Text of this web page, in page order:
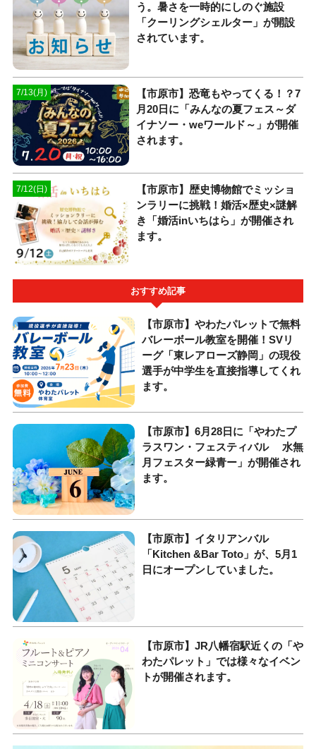
う。暑さを一時的にしのぐ施設
「クーリングシェルター」が開設
されています。
7/13(月)
【市原市】恐竜もやってくる！？7
月20日に「みんなの夏フェス～ダ
イナソー・weワールド～」が開催
されます。
7/12(日)
【市原市】歴史博物館でミッショ
ンラリーに挑戦！婚活×歴史×謎解
き「婚活inいちはら」が開催され
ます。
おすすめ記事
【市原市】やわたパレットで無料
バレーボール教室を開催！SVリ
ーグ「東レアローズ静岡」の現役
選手が中学生を直接指導してくれ
ます。
【市原市】6月28日に「やわたプ
ラスワン・フェスティバル 水無
月フェスター緑青ー」が開催され
ます。
【市原市】イタリアンバル
「Kitchen &Bar Toto」が、5月1
日にオープンしていました。
【市原市】JR八幡宿駅近くの「や
わたパレット」では様々なイベン
トが開催されます。